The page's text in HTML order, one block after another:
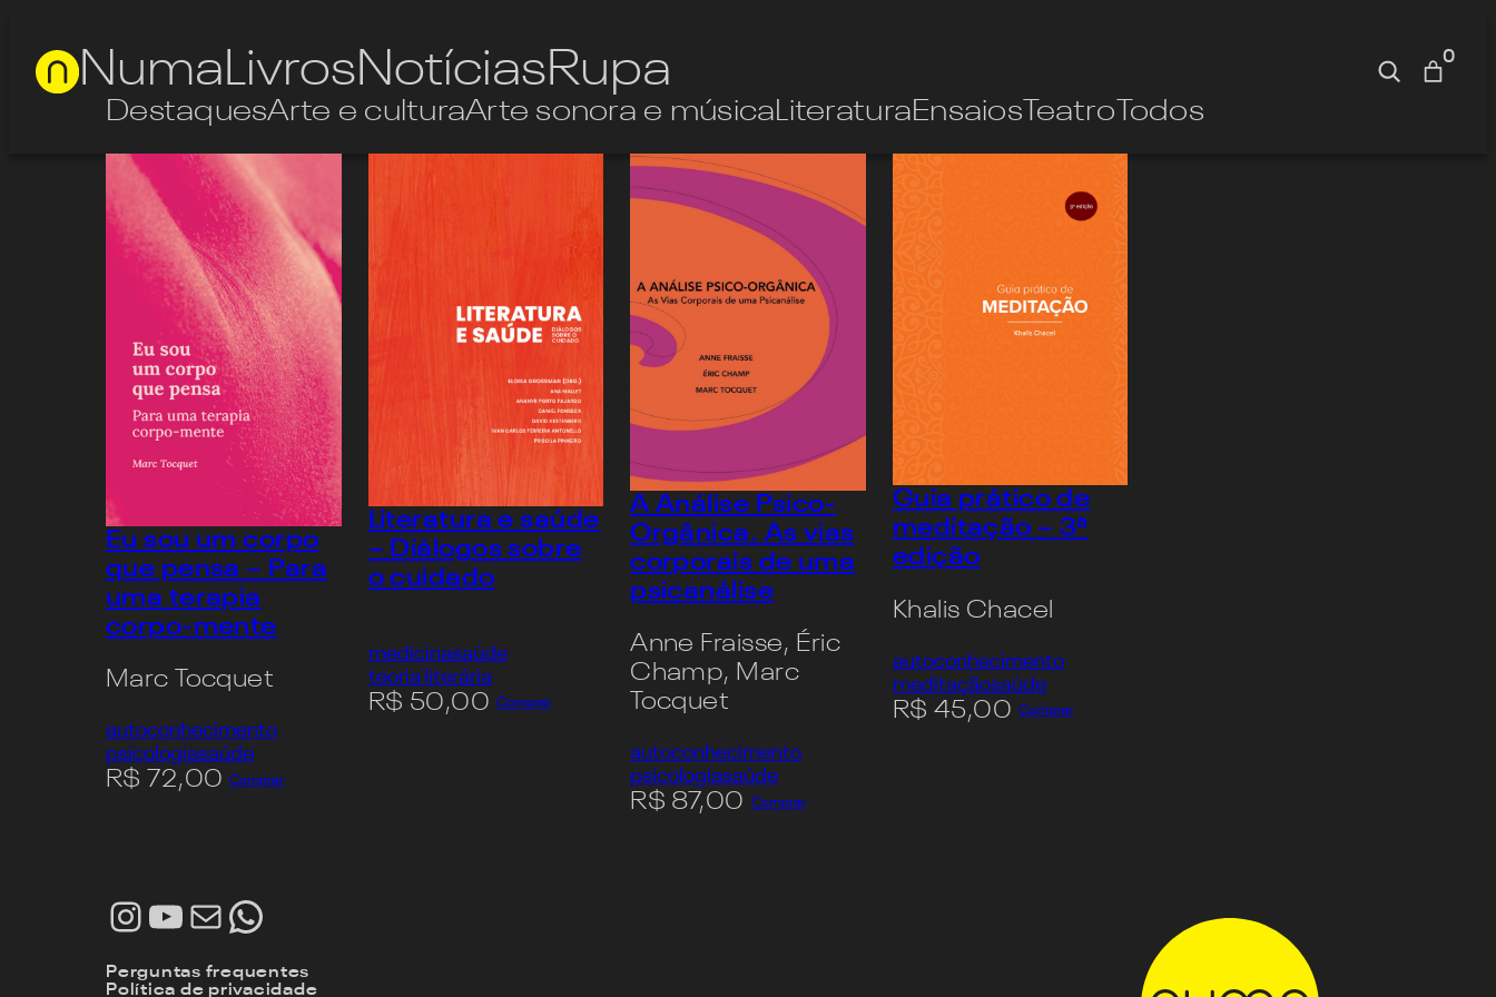
NumaLivrosNotíciasRupa Pesquisa
0
DestaquesArte e culturaArte sonora e músicaLiteraturaEnsaios Teatro Todos
Eu sou um corpo
que pensa – Para
uma terapia
corpo-mente
Marc Tocquet
autoconhecimento
psicologiasaúde
R$ 72,00 Comprar
Literatura e saúde
– Diálogos sobre
o cuidado
medicinasaúde
teoria literária
R$ 50,00 Comprar
A Análise Psico-
Orgânica. As vias
corporais de uma
psicanálise
Anne Fraisse, Éric
Champ, Marc
Tocquet
autoconhecimento
psicologiasaúde
R$ 87,00 Comprar
Guia prático de
meditação – 3ª
edição
Khalis Chacel
autoconhecimento
meditaçãosaúde
R$ 45,00 Comprar
Instagram
Youtube
E-mailWhatsApp
Perguntas frequentes
Política de privacidade